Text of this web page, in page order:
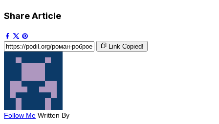
Share Article
Link Copied!
Follow Me Written By